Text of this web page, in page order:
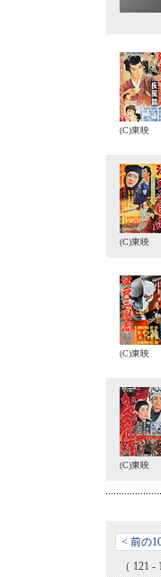
(C)東映
(C)東映
(C)東映
(C)東映
< 前の
（ 121 -